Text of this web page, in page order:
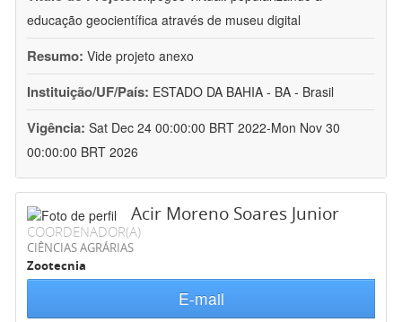
educação geocientífica através de museu digital
Resumo: Vide projeto anexo
Instituição/UF/País: ESTADO DA BAHIA - BA - Brasil
Vigência: Sat Dec 24 00:00:00 BRT 2022-Mon Nov 30
00:00:00 BRT 2026
Acir Moreno Soares Junior
COORDENADOR(A)
CIÊNCIAS AGRÁRIAS
Zootecnia
E-mail